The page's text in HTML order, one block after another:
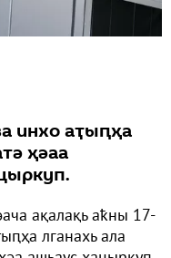
инхо аҭыԥҳа
ҳәаа
ақалақь аҟны 17-
лганахь ала